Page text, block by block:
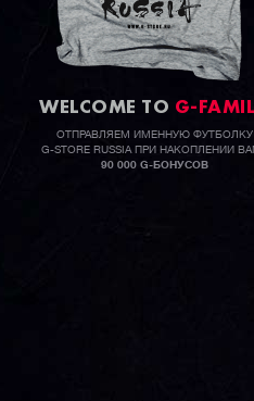
WELCOME TO G-
ОТПРАВЛЯЕМ ИМЕННУЮ ФУТБОЛКУ
G-STORE RUSSIA ПРИ НАКОПЛЕНИИ
90 000 G-БОНУСОВ